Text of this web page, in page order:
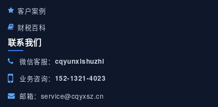
客户案例
财税百科
联系我们
微信客服： cqyunxishuzhi
业务咨询： 152-1321-4023
邮箱： service@cqyxsz.cn